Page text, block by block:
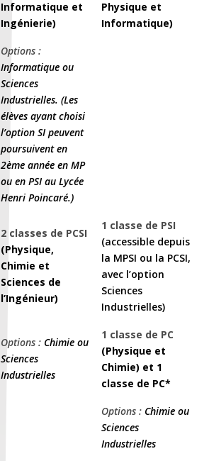
Informatique et
Ingénierie)
Physique et
Informatique)
Options :
Informatique ou
Sciences
Industrielles. (Les
élèves ayant choisi
l’option SI peuvent
poursuivent en
2ème année en MP
ou en PSI au Lycée
Henri Poincaré.)
2 classes de PCSI
(Physique,
Chimie et
Sciences de
l’Ingénieur)
1 classe de PSI
(accessible depuis
la MPSI ou la PCSI,
avec l’option
Sciences
Industrielles)
Options :Chimie ou
Sciences
Industrielles
1 classe de PC
(Physique et
Chimie) et 1
classe de PC*
Options :Chimie ou
Sciences
Industrielles